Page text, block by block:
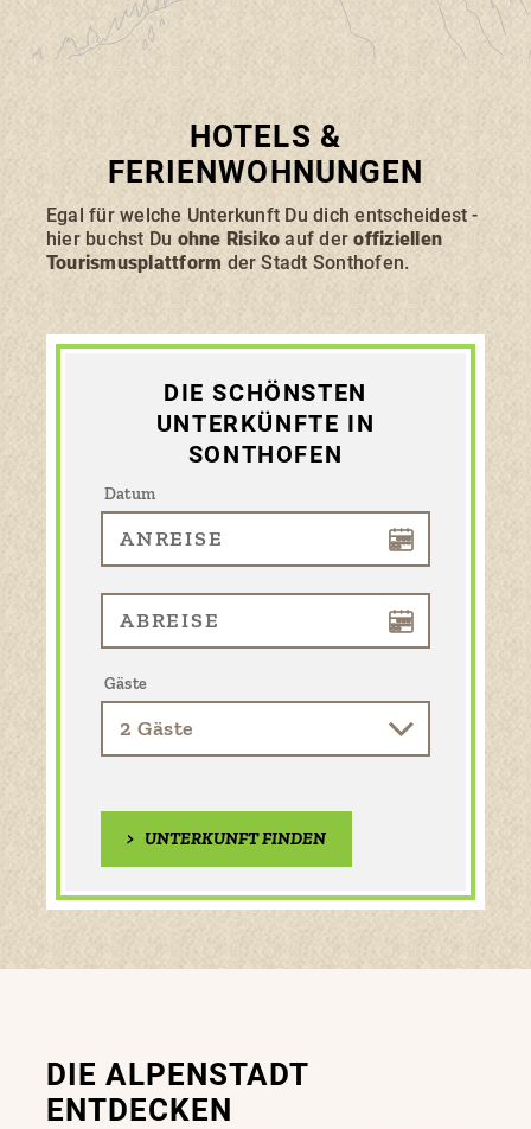
HOTELS &
FERIENWOHNUNGEN
Egal für welche Unterkunft Du dich entscheidest -
hier buchst Du ohne Risiko auf deroffiziellen
Tourismusplattform der Stadt Sonthofen.
DIE SCHÖNSTEN
UNTERKÜNFTE IN
SONTHOFEN
Datum
Gäste
> UNTERKUNFT FINDEN
DIE ALPENSTADT
ENTDECKEN